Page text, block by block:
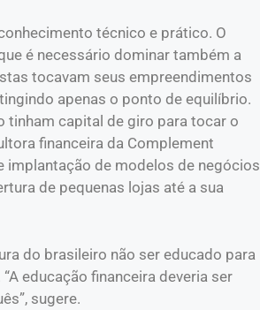
técnico e prático. O
é necessário dominar também a
tocavam seus empreendimentos
apenas o ponto de equilíbrio.
tinham capital de giro para tocar o
financeira da Complement
implantação de modelos de negócios
de pequenas lojas até a sua
do brasileiro não ser educado para
educação financeira deveria ser
sugere.